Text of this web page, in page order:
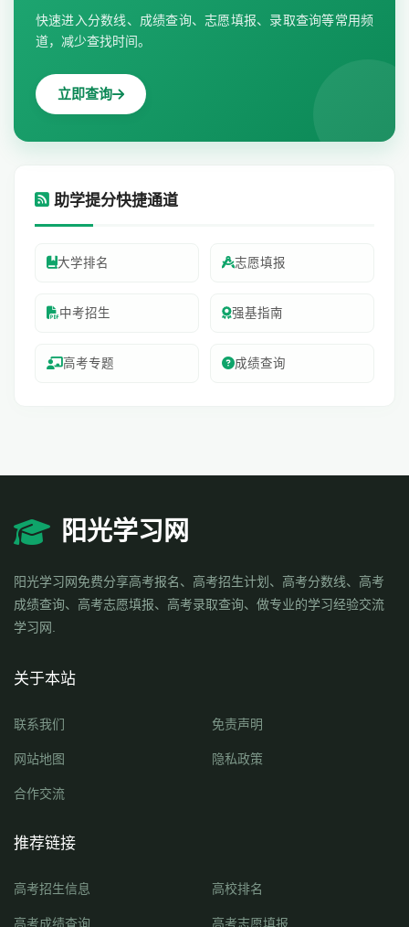
快速进入分数线、成绩查询、志愿填报、录取查询等常用频
道，减少查找时间。
立即查询
助学提分快捷通道
大学排名 志愿填报
中考招生 强基指南
高考专题 成绩查询
阳光学习网
阳光学习网免费分享高考报名、高考招生计划、高考分数线、高考
成绩查询、高考志愿填报、高考录取查询、做专业的学习经验交流
学习网.
关于本站
联系我们 免责声明
网站地图 隐私政策
合作交流
推荐链接
高考招生信息 高校排名
高考成绩查询 高考志愿填报